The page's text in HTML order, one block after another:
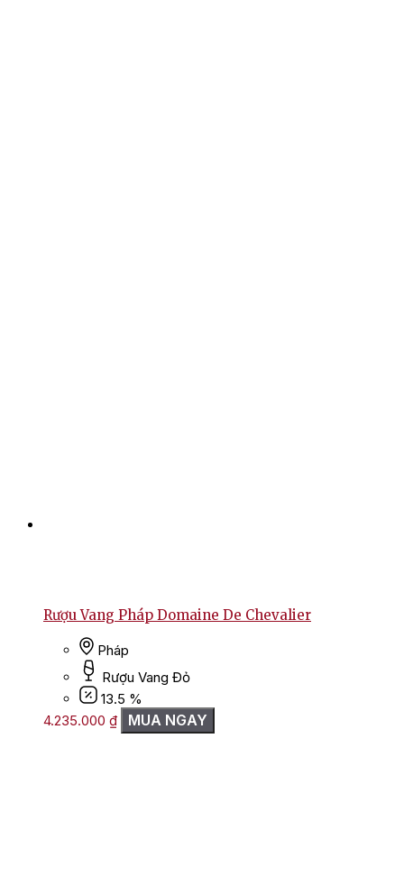
Rượu Vang Pháp Domaine De Chevalier
Pháp
Rượu Vang Đỏ
13.5 %
4.235.000 ₫ MUA NGAY